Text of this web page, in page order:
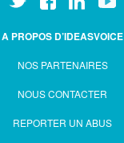
A PROPOS D’IDEASVOICE
NOS PARTENAIRES
NOUS CONTACTER
REPORTER UN ABUS